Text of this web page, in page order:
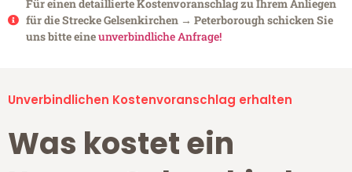
Für einen detaillierte Kostenvoranschlag zu Ihrem Anliegen
für die Strecke Gelsenkirchen → Peterborough schicken Sie
uns bitte eineunverbindliche Anfrage!
Unverbindlichen Kostenvoranschlag erhalten
Was kostet ein